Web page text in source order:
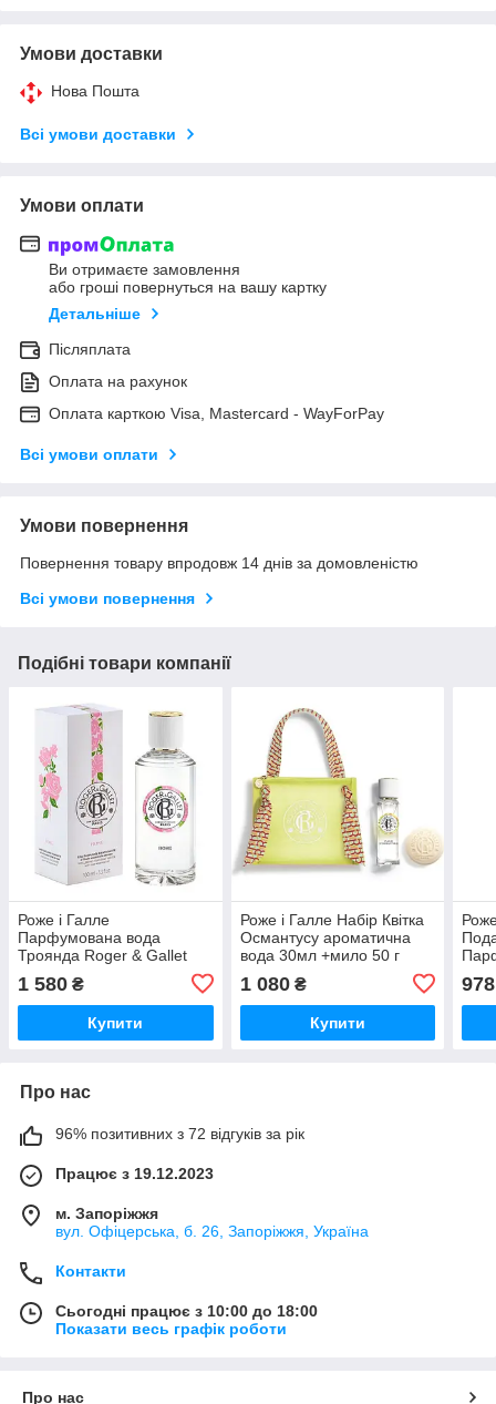
Умови доставки
Нова Пошта
Всі умови доставки
Умови оплати
Ви отримаєте замовлення
або гроші повернуться на вашу картку
Детальніше
Післяплата
Оплата на рахунок
Оплата карткою Visa, Mastercard - WayForPay
Всі умови оплати
Умови повернення
Повернення товару впродовж 14 днів за домовленістю
Всі умови повернення
Подібні товари компанії
Роже і Галле
Парфумована вода
Троянда Roger & Gallet
Eau Parfumée Bienfaisante
Rose, 100 мл
1 580 ₴
Купити
Роже і Галле Набір Квітка
Османтусу ароматична
вода 30мл +мило 50 г
Roger & Gallet Eau Fleur
d'Osmanthus Set
1 080₴
Купити
978
Про нас
96% позитивних з 72 відгуків за рік
Працює з 19.12.2023
м. Запоріжжя
вул. Офіцерська, б. 26, Запоріжжя, Україна
Контакти
Сьогодні працює з 10:00 до 18:00
Показати весь графік роботи
Про нас